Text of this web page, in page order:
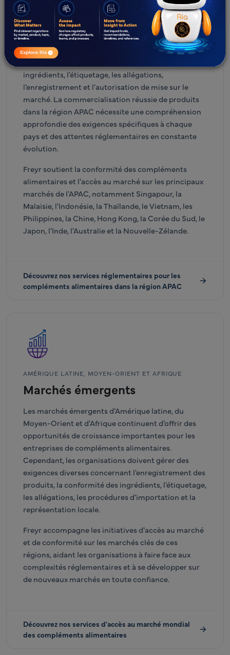
La région Asie-Pacifique englobe certains des
marchés de compléments alimentaires à la
croissance la plus rapide au monde, chacun étant
régi par des cadres réglementaires distincts pour la
classification des produits, la conformité des
ingrédients, l'étiquetage, les allégations,
l'enregistrement et l'autorisation de mise sur le
marché. La commercialisation réussie de produits
dans la région APAC nécessite une compréhension
approfondie des exigences spécifiques à chaque
pays et des attentes réglementaires en constante
évolution.
Freyr soutient la conformité des compléments
alimentaires et l'accès au marché sur les principaux
marchés de l'APAC, notamment Singapour, la
Malaisie, l'Indonésie, la Thaïlande, le Vietnam, les
Philippines, la Chine, Hong Kong, la Corée du Sud, le
Japon, l'Inde, l'Australie et la Nouvelle-Zélande.
Découvrez nos services réglementaires pour les
compléments alimentaires dans la région APAC
AMÉRIQUE LATINE, MOYEN-ORIENT ET AFRIQUE
Marchés émergents
Les marchés émergents d'Amérique latine, du
Moyen-Orient et d'Afrique continuent d'offrir des
opportunités de croissance importantes pour les
entreprises de compléments alimentaires.
Cependant, les organisations doivent gérer des
exigences diverses concernant l'enregistrement des
produits, la conformité des ingrédients, l'étiquetage,
les allégations, les procédures d'importation et la
représentation locale.
Freyr accompagne les initiatives d'accès au marché
et de conformité sur les marchés clés de ces
régions, aidant les organisations à faire face aux
complexités réglementaires et à se développer sur
de nouveaux marchés en toute confiance.
Découvrez nos services d'accès au marché mondial
des compléments alimentaires